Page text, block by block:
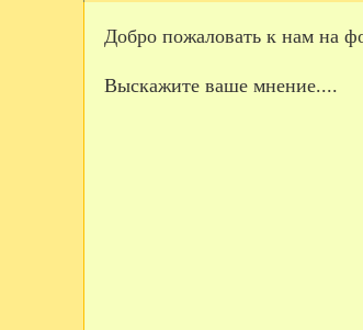
Добро пожаловать к нам на
Выскажите ваше мнение....